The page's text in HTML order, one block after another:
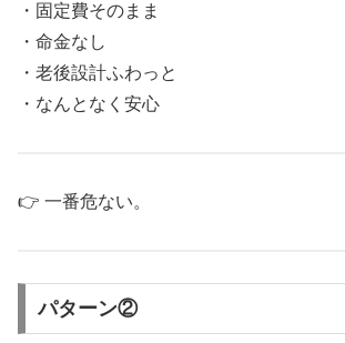
・固定費そのまま
・命金なし
・老後設計ふわっと
・なんとなく安心
👉 一番危ない。
パターン②